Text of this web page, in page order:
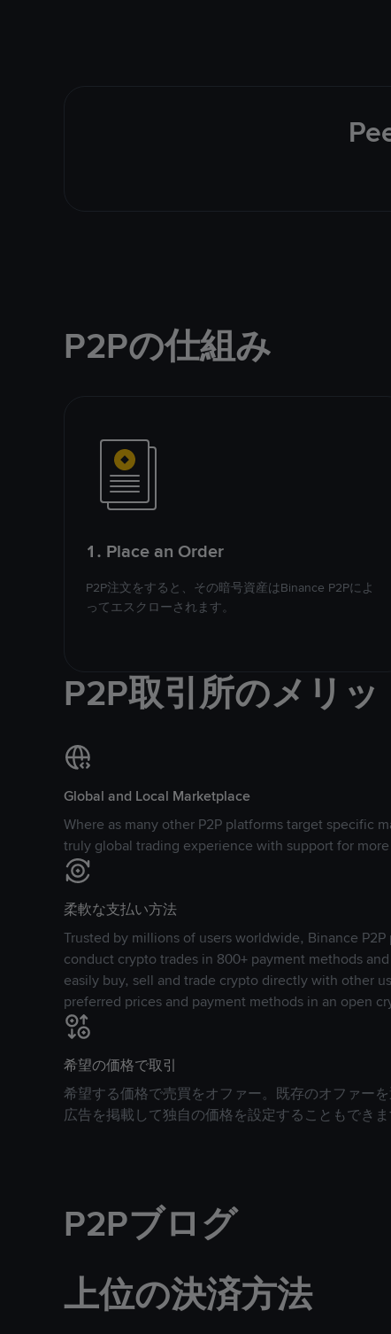
P2Pの仕組み
1. Place an Order
P2P注文をすると、その暗号資産はBinance P2Pによ
ってエスクローされます。
P2P取引所のメリッ
Global and Local Marketplace
Where as many other P2P platforms target specific
truly global trading experience with support for more
柔軟な支払い方法
Trusted by millions of users worldwide, Binance
conduct crypto trades in 800+ payment methods
easily buy, sell and trade crypto directly with other
preferred prices and payment methods in an open
希望の価格で取引
希望する価格で売買をオファー。既存のオファー
広告を掲載して独自の価格を設定することもできま
P2Pブログ
上位の決済方法